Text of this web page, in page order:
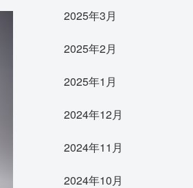
2025年3月
2025年2月
2025年1月
2024年12月
2024年11月
2024年10月